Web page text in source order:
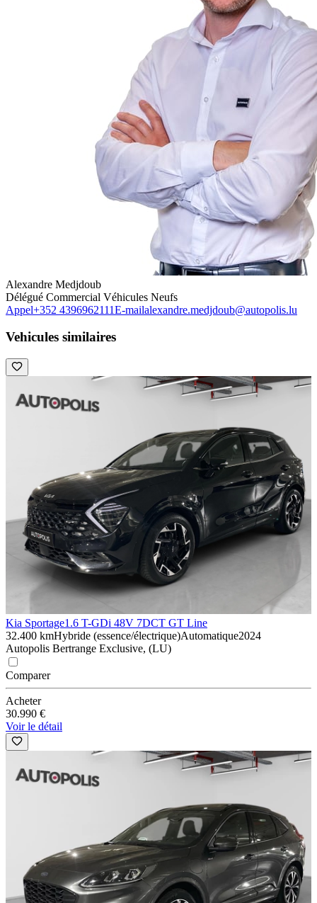
Alexandre Medjdoub
Délégué Commercial Véhicules Neufs
Appel+352 4396962111E-mailalexandre.medjdoub@autopolis.lu
Vehicules similaires
Kia Sportage1.6 T-GDi 48V 7DCT GT Line
32.400 kmHybride (essence/électrique)Automatique2024
Autopolis Bertrange Exclusive, (LU)
Comparer
Acheter
30.990 €
Voir le détail